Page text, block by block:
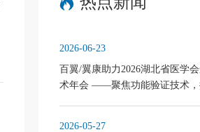
2026-06-23
百翼/翼康助力2026湖北省医学
术年会 ——聚焦功能验证技术，
2026-05-27